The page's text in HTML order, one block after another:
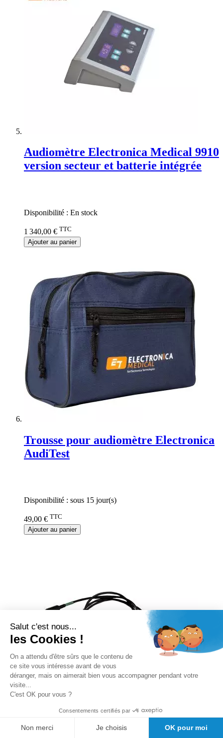
Audiomètre Electronica Medical 9910
version secteur et batterie intégrée
Disponibilité : En stock
1 340,00 € TTC
Ajouter au panier
Trousse pour audiomètre Electronica
AudiTest
Disponibilité : sous 15 jour(s)
49,00 € TTC
Ajouter au panier
Poire Réponse Patient pour
Salut c'est nous...
les Cookies !
On a attendu d'être sûrs que le contenu de
ce site vous intéresse avant de vous
déranger, mais on aimerait bien vous accompagner pendant votre
visite...
C'est OK pour vous ?
Consentements certifiés par
Non merci Je choisis OK pour moi